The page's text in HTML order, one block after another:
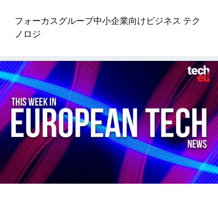
フォーカスグループ中小企業向けビジネス テク
ノロジ